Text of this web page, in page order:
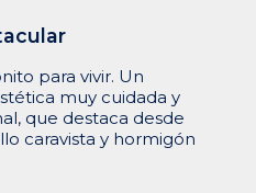
para vivir. Un
muy cuidada y
que destaca desde
caravista y hormigón